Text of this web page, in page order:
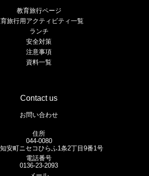
教育旅行ページ
旅行用アクティビティ一覧
ランチ
安全対策
注意事項
資料一覧
Contact us
お問い合わせ
住所
044-0080
安町ニセコひらふ1条2丁目9番1号
電話番号
0136-23-2093